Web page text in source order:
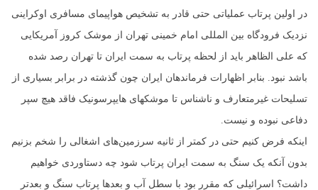
در اولین پرتاب عملیاتی حتی قادر به تشخیص هواپیمای مسافری اوکراینی
نزدیک فرودگاه بین المللی امام خمینی تهران از موشک کروز آمریکایی
که علی الظاهر باید از لحظه پرتاب به سمت ایران تا تهران رصد شده
باشد نبود. بنابر اظهارات فرماندهان ایران چون گذشته در برابر بسیاری از
تسلیحات غیرمتعارف و ناشناس تا موشکهای هایپرسونیک فاقد هیچ سپر
دفاعی نبوده و نیست.
اینکه فرض کنیم حتی در کمتر از ثانیه سرزمین‌های اشغالی را شخم بزنیم
بدون آنکه یک سنگ به سمت ایران پرتاب شود چه دستاوردی خواهیم
داشت؟ اسرائیلی که مقرر بود با سطل آب و بعدها پرتاب سنگ و بعدتر